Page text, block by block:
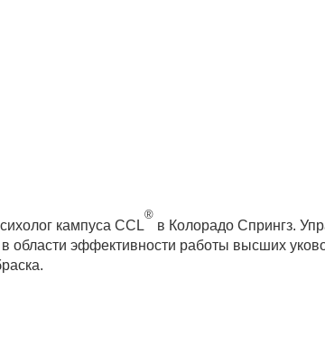
кампуса CCL
®
в Колорадо Спрингз.
эффективности работы высших